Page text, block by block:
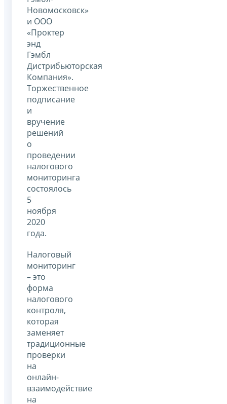
Новомосковск»
и ООО
«Проктер
энд
Гэмбл
Дистрибьюторская
Компания».
Торжественное
подписание
и
вручение
решений
о
проведении
налогового
мониторинга
состоялось
5
ноября
2020
года.
Налоговый
мониторинг
– это
форма
налогового
контроля,
которая
заменяет
традиционные
проверки
на
онлайн-
взаимодействие
на